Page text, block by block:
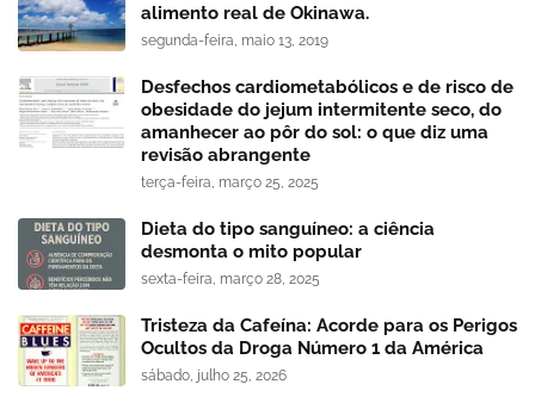
alimento real de Okinawa.
segunda-feira, maio 13, 2019
Desfechos cardiometabólicos e de risco de
obesidade do jejum intermitente seco, do
amanhecer ao pôr do sol: o que diz uma
revisão abrangente
terça-feira, março 25, 2025
Dieta do tipo sanguíneo: a ciência
desmonta o mito popular
sexta-feira, março 28, 2025
Tristeza da Cafeína: Acorde para os Perigos
Ocultos da Droga Número 1 da América
sábado, julho 25, 2026